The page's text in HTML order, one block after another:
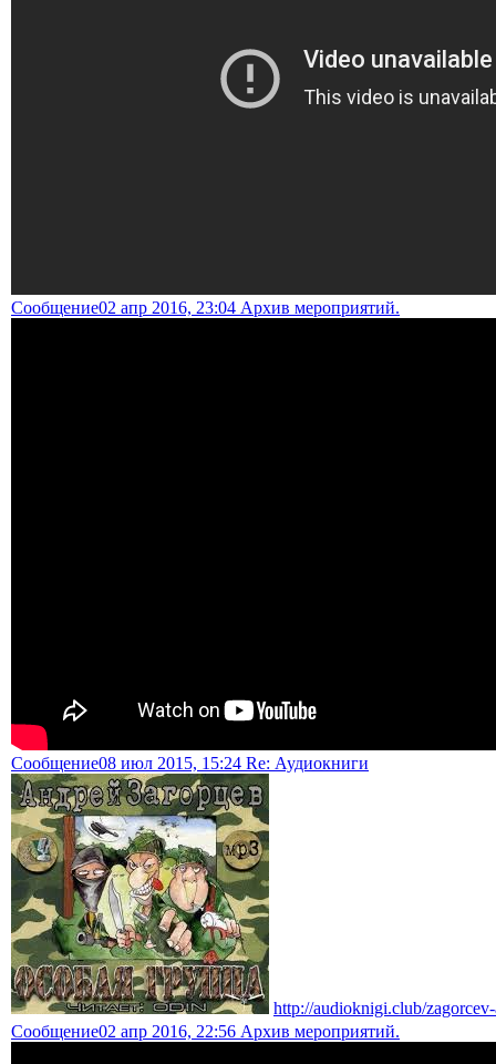
Сообщение02 апр 2016, 23:04 Архив мероприятий.
Сообщение08 июл 2015, 15:24 Re: Аудиокниги
http://audioknigi.club/
Сообщение02 апр 2016, 22:56 Архив мероприятий.